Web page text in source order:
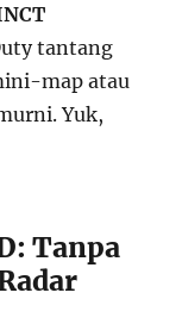
tantang
map atau
Yuk,
Tanpa